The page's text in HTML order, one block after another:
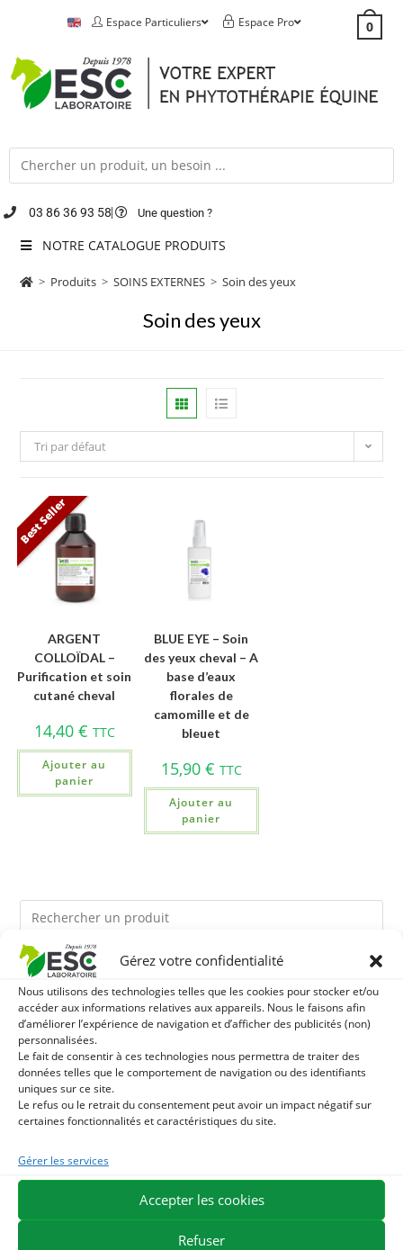
Gérez votre confidentialité
Nous utilisons des technologies telles que les cookies pour stocker et/ou
accéder aux informations relatives aux appareils. Nous le faisons afin
d’améliorer l’expérience de navigation et d’afficher des publicités (non)
personnalisées.
Le fait de consentir à ces technologies nous permettra de traiter des
données telles que le comportement de navigation ou des identifiants
uniques sur ce site.
Le refus ou le retrait du consentement peut avoir un impact négatif sur
certaines fonctionnalités et caractéristiques du site.
Gérer les services
Accepter les cookies
Refuser
Espace Particuliers Espace Pro 0
03 86 36 93 58 Une question ?
NOTRE CATALOGUE PRODUITS
> Produits > SOINS EXTERNES > Soin des yeux
Soin des yeux
Tri par défaut
Best Seller
ARGENT
COLLOÏDAL –
Purification et soin
cutané cheval
14,40 € TTC
Ajouter au
panier
BLUE EYE – Soin
des yeux cheval – A
base d’eaux
florales de
camomille et de
bleuet
15,90 € TTC
Ajouter au
panier
Ils pourraient vous plaire
1 LEVURE ACTIVE + - PROBIOTIQUE CHEVAL - FLORE
INTESTINALE ET DIGESTION
2 TERRE DE DIATOMEE - PARASITES EXTERNES CHEVAL
3 BIOTINE CHEVAL - HYPERSPORT BIOTINE 3000 -
EXPÉDITION EN 48/72H
LIVRAISON OFFERTE EN FRANCE DÈS 75 €
PAIEMENT SÉCURISÉ
BESOIN D'AIDE ?